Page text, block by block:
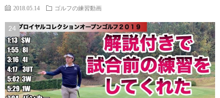
2018.05.14 ゴルフの練習動画